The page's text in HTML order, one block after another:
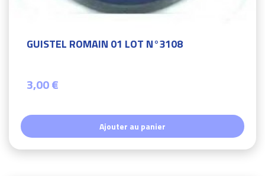
GUISTEL ROMAIN 01 LOT N°3108
3,00 €
Ajouter au panier